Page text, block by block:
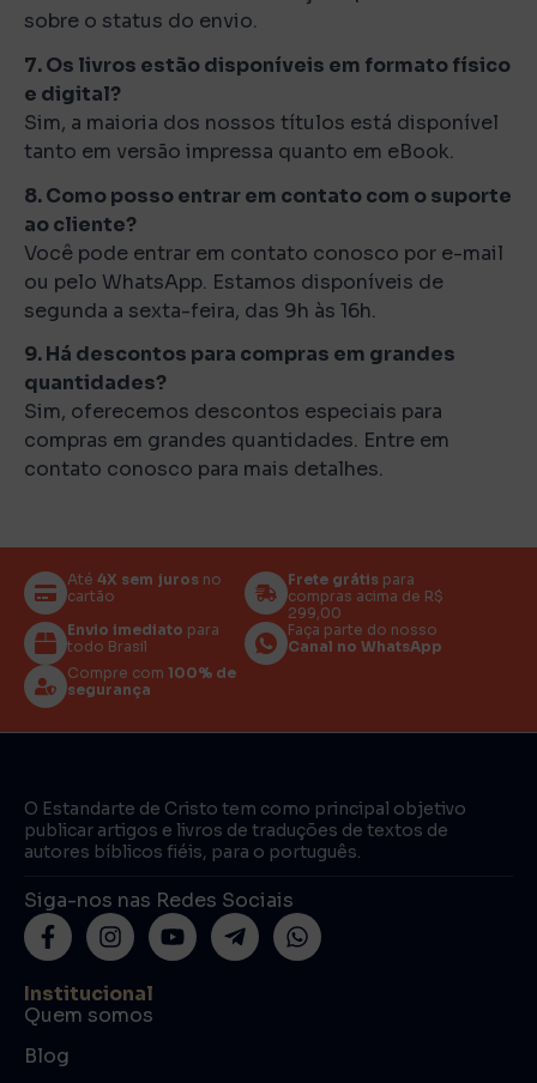
sobre o status do envio.
7. Os livros estão disponíveis em formato físico
e digital?
Sim, a maioria dos nossos títulos está disponível
tanto em versão impressa quanto em eBook.
8. Como posso entrar em contato com o suporte
ao cliente?
Você pode entrar em contato conosco por e-mail
ou pelo WhatsApp. Estamos disponíveis de
segunda a sexta-feira, das 9h às 16h.
9. Há descontos para compras em grandes
quantidades?
Sim, oferecemos descontos especiais para
compras em grandes quantidades. Entre em
contato conosco para mais detalhes.
Até 4X sem juros no
cartão
Frete grátis para
compras acima de R$
299,00
Envio imediato para
todo Brasil
Faça parte do nosso
Canal no WhatsApp
Compre com 100% de
segurança
O Estandarte de Cristo tem como principal objetivo
publicar artigos e livros de traduções de textos de
autores bíblicos fiéis, para o português.
Siga-nos nas Redes Sociais
Institucional
Quem somos
Blog